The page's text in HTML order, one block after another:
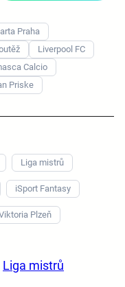
Praha
Liverpool FC
Calcio
Priske
Liga mistrů
iSport Fantasy
Plzeň
Liga mistrů